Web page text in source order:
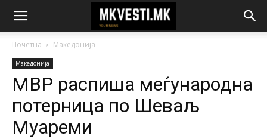
Почетна Македонија
Македонија
МВР распиша меѓународна
потерница по Шеваљ
Муареми